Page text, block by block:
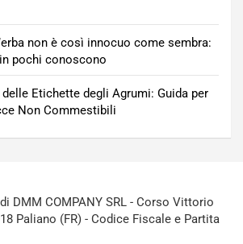
non è così innocuo come sembra:
pochi conoscono
Etichette degli Agrumi: Guida per
Non Commestibili
DMM COMPANY SRL - Corso Vittorio
Paliano (FR) - Codice Fiscale e Partita